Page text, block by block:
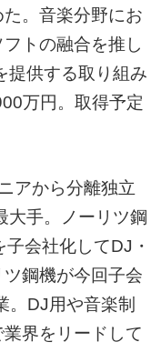
。音楽分野にお
トの融合を推し
提供する取り組み
万円。取得予定
アから分離独立
大手。ノーリツ鋼
会社化してDJ・
鋼機が今回子会
。DJ用や音楽制
界をリードして